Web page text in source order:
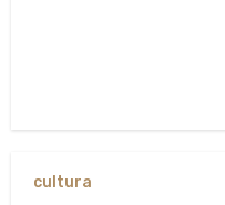
cultura